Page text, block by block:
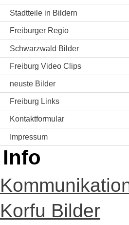
Stadtteile in Bildern
Freiburger Regio
Schwarzwald Bilder
Freiburg Video Clips
neuste Bilder
Freiburg Links
Kontaktformular
Impressum
Info
Korfu Bilder